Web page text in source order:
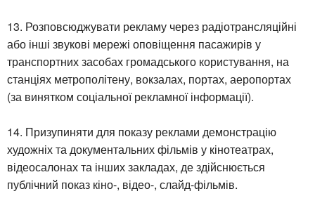
13. Розповсюджувати рекламу через радіотрансляційні
або інші звукові мережі оповіщення пасажирів у
транспортних засобах громадського користування, на
станціях метрополітену, вокзалах, портах, аеропортах
(за винятком соціальної рекламної інформації).
14. Призупиняти для показу реклами демонстрацію
художніх та документальних фільмів у кінотеатрах,
відеосалонах та інших закладах, де здійснюється
публічний показ кіно-, відео-, слайд-фільмів.